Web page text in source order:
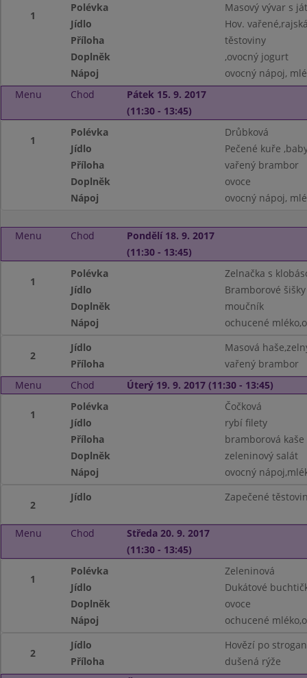
1
Polévka
Masový vývar s
Jídlo
Hov.
Příloha
těstoviny
Doplněk
,ovocný jogurt
Nápoj
ovocný nápoj,
Menu
Chod
Pátek 15. 9. 2017
(11:30 - 13:45)
1
Polévka
Drůbková
Jídlo
Pečené kuře
Příloha
vařený brambor
Doplněk
ovoce
Nápoj
ovocný nápoj,
Menu Chod
Pondělí 18. 9. 2017
(11:30 - 13:45)
1
Polévka
Zelnačka s
Jídlo
Bramborové
Doplněk
moučník
Nápoj
ochucené
2
Jídlo
Masová
Příloha
vařený brambor
Menu
Chod Úterý 19. 9. 2017 (11:30 - 13:45)
1
Polévka
Čočková
Jídlo
rybí filety
Příloha
bramborová kaše
Doplněk
zeleninový salát
Nápoj
ovocný
2
Jídlo Zapečené
Menu Chod
Středa 20. 9. 2017
(11:30 - 13:45)
1
Polévka
Zeleninová
Jídlo
Dukátové
Doplněk
ovoce
Nápoj
ochucené
2
Jídlo
Hovězí po
Příloha
dušená rýže